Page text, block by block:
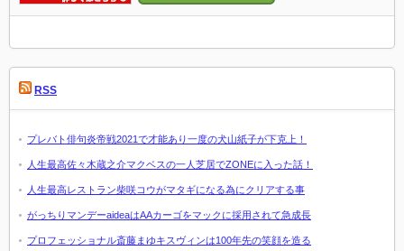
RSS
プレバト俳句炎帝戦2021で才能あり一度の犬山紙子が下克上！
人生最高佐々木蔵之介マクベスの一人芝居でZONEに入った話！
人生最高レストラン柴咲コウがマタギになる為にクリアする事
がっちりマンデーaideaはAAカーゴをマックに採用されて急成長
プロフェッショナル斎藤まゆキスヴィンは100年先の笑顔を造る